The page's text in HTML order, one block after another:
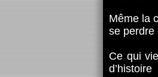
Même la
se perdre
Ce qui